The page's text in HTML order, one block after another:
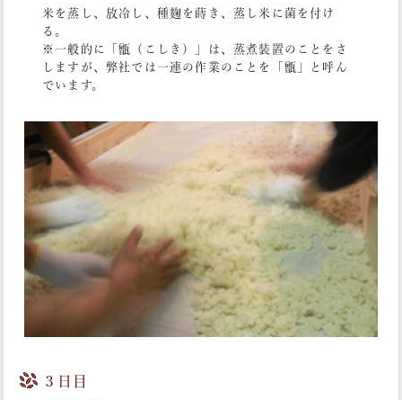
米を蒸し、放冷し、種麹を蒔き、蒸し米に菌を付け
る。
※一般的に「甑（こしき）」は、蒸煮装置のことをさ
しますが、弊社では一連の作業のことを「甑」と呼ん
でいます。
３日目